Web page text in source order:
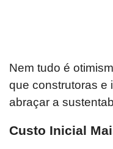
Nem tudo é
que construtoras e
abraçar a
Custo Inicial